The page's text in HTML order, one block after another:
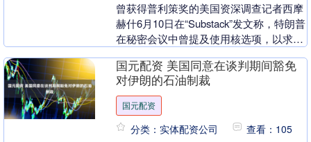
曾获得普利策奖的美国资深调查记者西摩
赫什6月10日在“Substack”发文称，特朗普
在秘密会议中曾提及使用核选项，以求更
士....
国元配资 美国同意在谈判期间豁免
对伊朗的石油制裁
国元配资
分类：实体配资公司 查看：105